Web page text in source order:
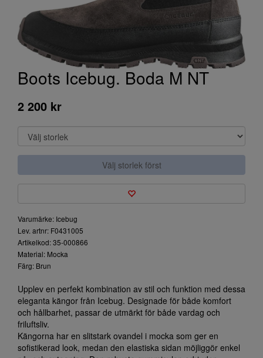
Boots Icebug. Boda M NT
2 200 kr
Välj storlek först
Varumärke: Icebug
Lev. artnr: F0431005
Artikelkod: 35-000866
Material: Mocka
Färg: Brun
Upplev en perfekt kombination av stil och funktion med dessa
eleganta kängor från Icebug. Designade för både komfort
och hållbarhet, passar de utmärkt för både vardag och
friluftsliv.
Kängorna har en slitstark ovandel i mocka som ger en
sofistikerad look, medan den elastiska sidan möjliggör enkel